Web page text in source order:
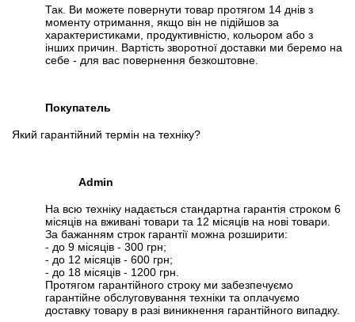
Так. Ви можете повернути товар протягом 14 днів з
моменту отримання, якщо він не підійшов за
характеристиками, продуктивністю, кольором або з
інших причин. Вартість зворотної доставки ми беремо на
себе - для вас повернення безкоштовне.
Покупатель
Який гарантійний термін на техніку?
Admin
На всю техніку надається стандартна гарантія строком 6
місяців на вживані товари та 12 місяців на нові товари.
За бажанням строк гарантії можна розширити:
- до 9 місяців - 300 грн;
- до 12 місяців - 600 грн;
- до 18 місяців - 1200 грн.
Протягом гарантійного строку ми забезпечуємо
гарантійне обслуговування техніки та оплачуємо
доставку товару в разі виникнення гарантійного випадку.